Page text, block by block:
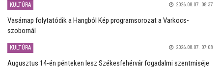
KULTÚRA 2026.08.07. 08:37
Vasárnap folytatódik a Hangból Kép programsorozat a Varkocs-
szobornál
KULTÚRA 2026.08.07. 07:08
Augusztus 14-én pénteken lesz Székesfehérvár fogadalmi szentmiséje